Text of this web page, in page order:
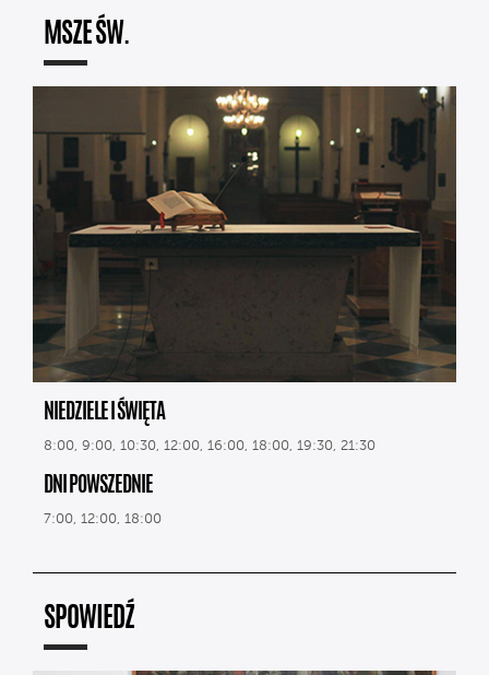
MSZE ŚW.
NIEDZIELE I ŚWIĘTA
8:00, 9:00, 10:30, 12:00, 16:00, 18:00, 19:30, 21:30
DNI POWSZEDNIE
7:00, 12:00, 18:00
SPOWIEDŹ